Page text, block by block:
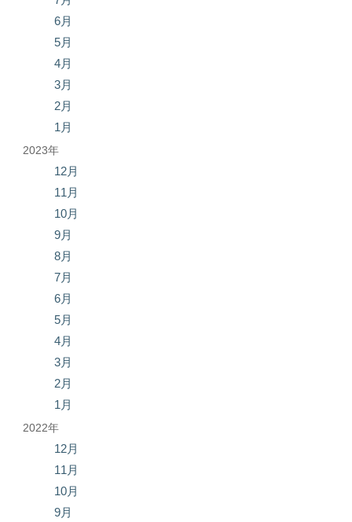
6月
5月
4月
3月
2月
1月
2023年
12月
11月
10月
9月
8月
7月
6月
5月
4月
3月
2月
1月
2022年
12月
11月
10月
9月